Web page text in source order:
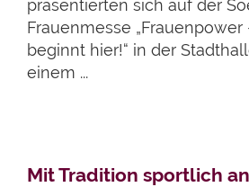
präsentierten sich auf der
Frauenmesse
beginnt hier!“ in der
einem ...
Artikel lesen
Mit Tradition sportlich